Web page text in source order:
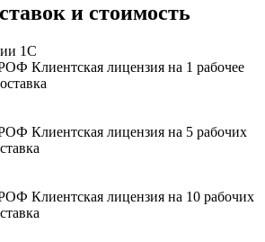
и стоимость
1С
Клиентская лицензия на 1 рабочее
Клиентская лицензия на 5 рабочих
Клиентская лицензия на 10 рабочих